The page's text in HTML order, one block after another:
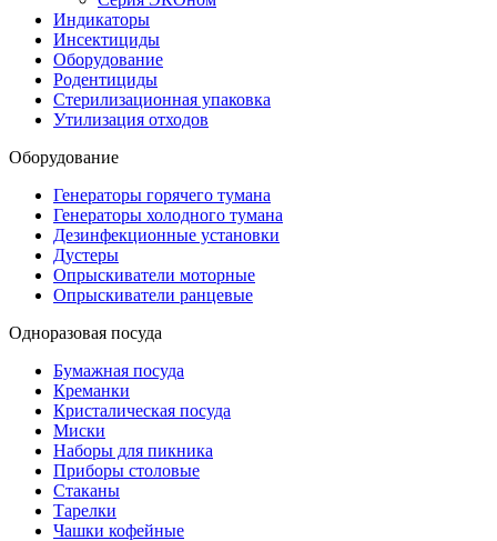
Индикаторы
Инсектициды
Оборудование
Родентициды
Стерилизационная упаковка
Утилизация отходов
Оборудование
Генераторы горячего тумана
Генераторы холодного тумана
Дезинфекционные установки
Дустеры
Опрыскиватели моторные
Опрыскиватели ранцевые
Одноразовая посуда
Бумажная посуда
Креманки
Кристалическая посуда
Миски
Наборы для пикника
Приборы столовые
Стаканы
Тарелки
Чашки кофейные